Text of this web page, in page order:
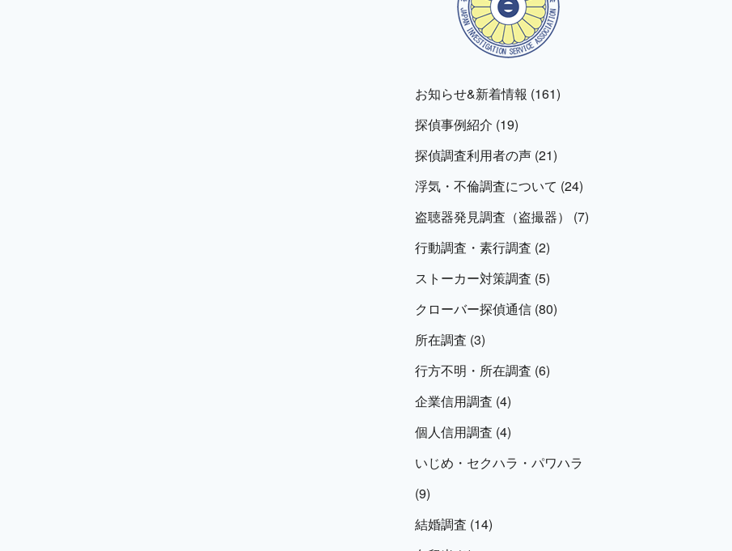
お知らせ&新着情報 (161)
探偵事例紹介 (19)
探偵調査利用者の声 (21)
浮気・不倫調査について (24)
盗聴器発見調査（盗撮器）
(7)
行動調査・素行調査 (2)
ストーカー対策調査 (5)
クローバー探偵通信 (80)
所在調査 (3)
行方不明・所在調査 (6)
企業信用調査 (4)
個人信用調査 (4)
いじめ・セクハラ・パワハラ
(9)
結婚調査 (14)